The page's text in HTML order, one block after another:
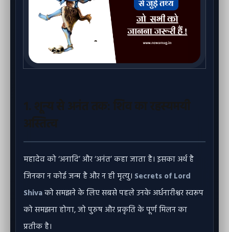
महादेव को ‘अनादि’ और ‘अनंत’ कहा जाता है। इसका अर्थ है
जिनका न कोई जन्म है और न ही मृत्यु। Secrets of Lord
Shivaको समझने के लिए सबसे पहले उनके अर्धनारीश्वर स्वरूप
को समझना होगा, जो पुरुष और प्रकृति के पूर्ण मिलन का
प्रतीक है।